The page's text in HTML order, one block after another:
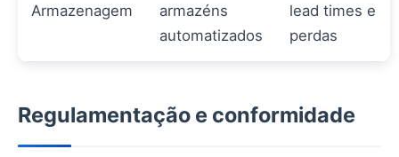
Armazenagem
armazéns
automatizados
lead times e
perdas
Regulamentação e conformidade